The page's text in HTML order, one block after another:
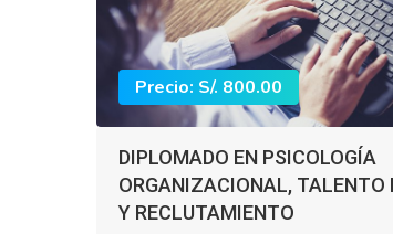
Precio: S/. 800.00
DIPLOMADO EN PSICOLOGÍA
ORGANIZACIONAL, TALENTO
Y RECLUTAMIENTO